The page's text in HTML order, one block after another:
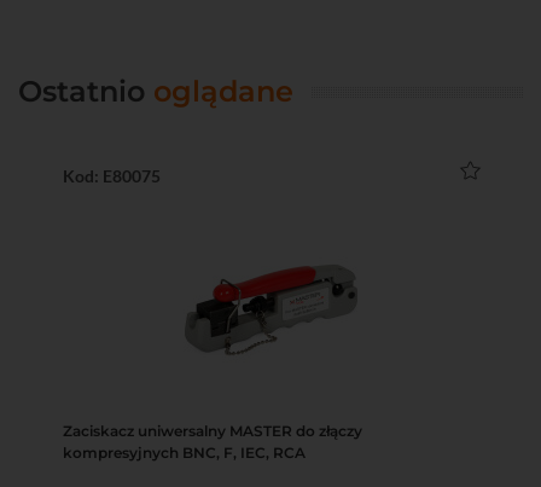
Ostatnio oglądane
Kod: E80075
Zaciskacz uniwersalny MASTER do złączy
kompresyjnych BNC, F, IEC, RCA